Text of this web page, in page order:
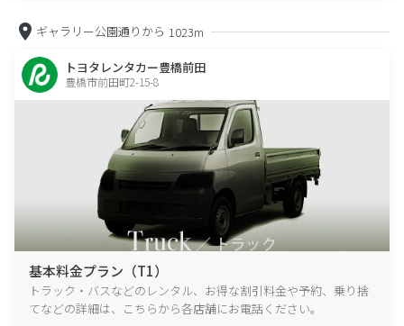
ギャラリー公園通りから 1023m
トヨタレンタカー豊橋前田
豊橋市前田町2-15-8
基本料金プラン（T1）
トラック・バスなどのレンタル、お得な割引料金や予約、乗り捨
てなどの詳細は、こちらから各店舗にお電話ください。